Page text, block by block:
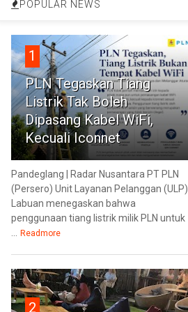
POPULAR NEWS
1
PLN Tegaskan Tiang
Listrik Tak Boleh
Dipasang Kabel WiFi,
Kecuali Iconnet
Pandeglang | Radar Nusantara PT PLN
(Persero) Unit Layanan Pelanggan (ULP)
Labuan menegaskan bahwa
penggunaan tiang listrik milik PLN untuk
Readmore
2